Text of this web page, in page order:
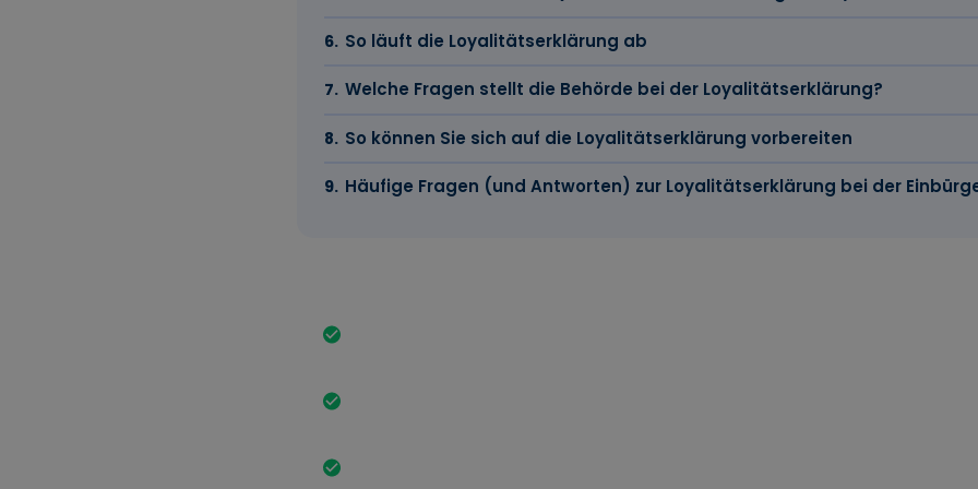
So läuft die Loyalitätserklärung ab
Welche Fragen stellt die Behörde bei der Loyalitätserklärung?
So können Sie sich auf die Loyalitätserklärung vorbereiten
Häufige Fragen (und Antworten) zur Loyalitätserklärung bei der